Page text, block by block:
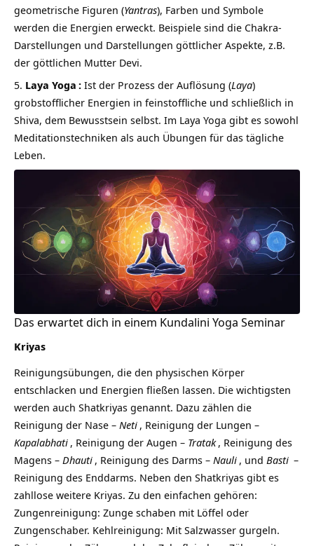
geometrische Figuren (Yantras), Farben und Symbole
werden die Energien erweckt. Beispiele sind die Chakra-
Darstellungen und Darstellungen göttlicher Aspekte, z.B.
der göttlichen Mutter Devi.
Laya Yoga : Ist der Prozess der Auflösung (Laya)
grobstofflicher Energien in feinstoffliche und schließlich in
Shiva, dem Bewusstsein selbst. Im Laya Yoga gibt es sowohl
Meditationstechniken als auch Übungen für das tägliche
Leben.
Das erwartet dich in einem Kundalini Yoga Seminar
Kriyas
Reinigungsübungen, die den physischen Körper
entschlacken und Energien fließen lassen. Die wichtigsten
werden auch Shatkriyas genannt. Dazu zählen die
Reinigung der Nase – Neti , Reinigung der Lungen –
Kapalabhati , Reinigung der Augen – Tratak , Reinigung des
Magens – Dhauti , Reinigung des Darms – Nauli , und Basti –
Reinigung des Enddarms. Neben den Shatkriyas gibt es
zahllose weitere Kriyas. Zu den einfachen gehören:
Zungenreinigung: Zunge schaben mit Löffel oder
Zungenschaber. Kehlreinigung: Mit Salzwasser gurgeln.